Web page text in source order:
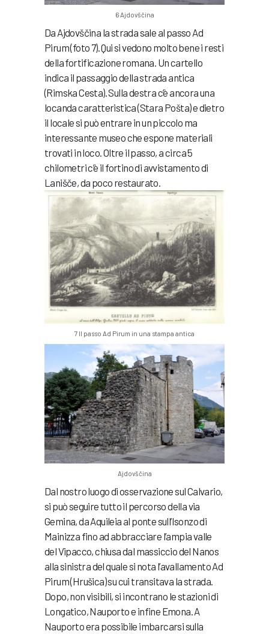
6 Ajdovščina
Da Ajdovščina la strada sale al passo Ad
Pirum (foto 7). Qui si vedono molto bene i resti
della fortificazione romana. Un cartello
indica il passaggio della strada antica
(Rimska Cesta). Sulla destra c’è ancora una
locanda caratteristica (Stara Pošta) e dietro
il locale si può entrare in un piccolo ma
interessante museo che espone materiali
trovati in loco. Oltre il passo, a circa 5
chilometri c’è il fortino di avvistamento di
Lanišče, da poco restaurato.
7 Il passo Ad Pirum in una stampa antica
Ajdovščina
Dal nostro luogo di osservazione sul Calvario,
si può seguire tutto il percorso della via
Gemina, da Aquileia al ponte sull’Isonzo di
Mainizza fino ad abbracciare l’ampia valle
del Vipacco, chiusa dal massiccio del Nanos
alla sinistra del quale si nota l’avallamento Ad
Pirum (Hrušica) su cui transitava la strada.
Dopo, non visibili, si incontrano le stazioni di
Longatico, Nauporto e infine Emona. A
Nauporto era possibile imbarcarsi sulla